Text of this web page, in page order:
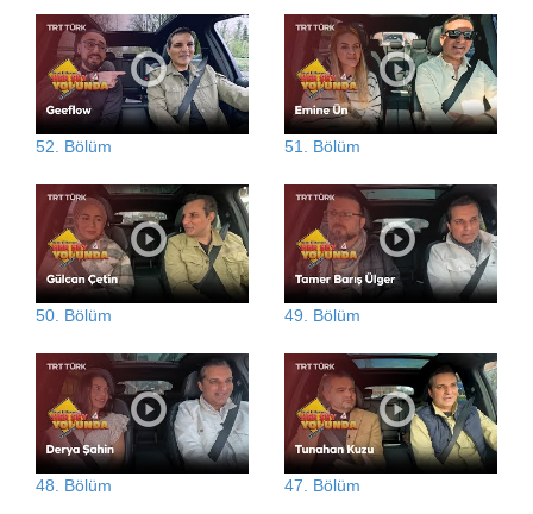
52. Bölüm 51. Bölüm
50. Bölüm 49. Bölüm
48. Bölüm 47. Bölüm